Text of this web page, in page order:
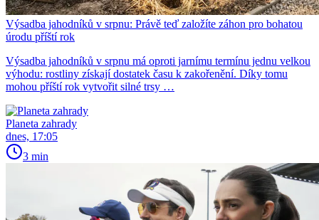
Výsadba jahodníků v srpnu: Právě teď založíte záhon pro bohatou
úrodu příští rok
Výsadba jahodníků v srpnu má oproti jarnímu termínu jednu velkou
výhodu: rostliny získají dostatek času k zakořenění. Díky tomu
mohou příští rok vytvořit silné trsy …
Planeta zahrady
dnes, 17:05
3 min